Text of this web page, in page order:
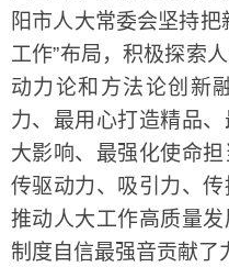
阳市人大常委会坚持把
工作”布局，积极探索
动力论和方法论创新
力、最用心打造精品
大影响、最强化使命
传驱动力、吸引力、
推动人大工作高质量
制度自信最强音贡献了